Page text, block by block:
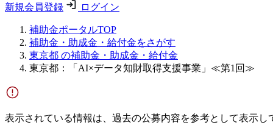
新規会員登録 ログイン
補助金ポータルTOP
補助金・助成金・給付金をさがす
東京都 の補助金・助成金・給付金
東京都：「AI×データ知財取得支援事業」≪第1回≫
表示されている情報は、過去の公募内容を参考として表示し